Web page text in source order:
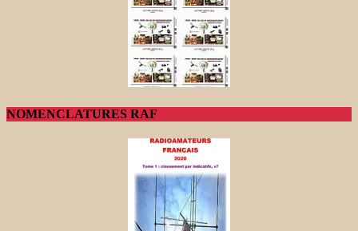
NOMENCLATURES RAF